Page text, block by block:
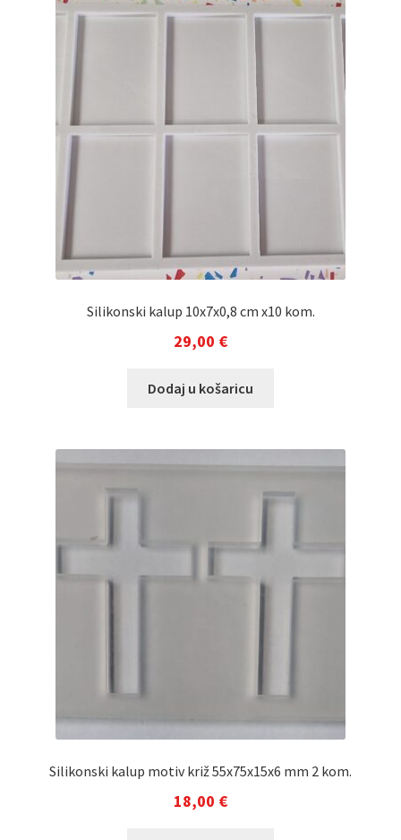
Silikonski kalup 10x7x0,8 cm x10 kom.
29,00 €
Dodaj u košaricu
Silikonski kalup motiv križ 55x75x15x6 mm 2 kom.
18,00 €